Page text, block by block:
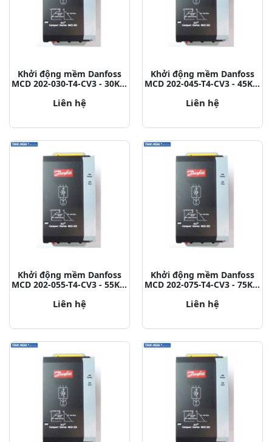
Khởi động mềm Danfoss
MCD 202-030-T4-CV3 - 30KW
Liên hệ
Khởi động mềm Danfoss
MCD 202-045-T4-CV3 - 45KW
Liên hệ
Khởi động mềm Danfoss
MCD 202-055-T4-CV3 - 55KW
Liên hệ
Khởi động mềm Danfoss
MCD 202-075-T4-CV3 - 75KW
Liên hệ